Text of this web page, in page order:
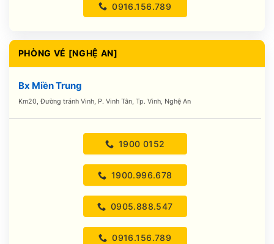
0916.156.789
PHÒNG VÉ [NGHỆ AN]
Bx Miền Trung
Km20, Đường tránh Vinh, P. Vinh Tân, Tp. Vinh, Nghệ An
1900 0152
1900.996.678
0905.888.547
0916.156.789